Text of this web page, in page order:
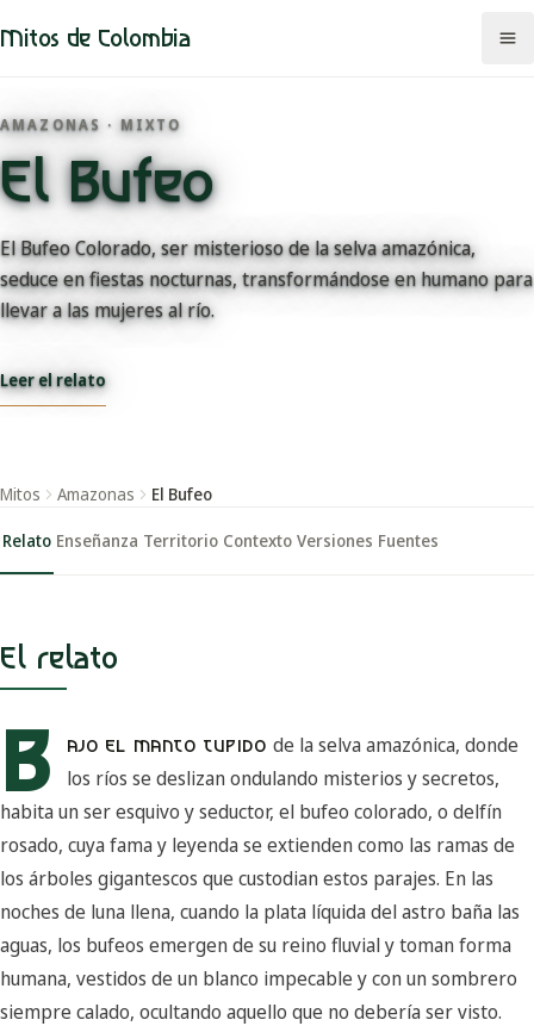
Mitos de Colombia
Mitos
Regiones
Comunidades
AMAZONAS · MIXTO
El Bufeo
El Bufeo Colorado, ser misterioso de la selva amazónica,
seduce en fiestas nocturnas, transformándose en humano para
llevar a las mujeres al río.
Leer el relato
Mitos Amazonas El Bufeo
Relato Enseñanza Territorio Contexto Versiones Fuentes
El relato
B AJO EL MANTO TUPIDO de la selva amazónica, donde
los ríos se deslizan ondulando misterios y secretos,
habita un ser esquivo y seductor, el bufeo colorado, o delfín
rosado, cuya fama y leyenda se extienden como las ramas de
los árboles gigantescos que custodian estos parajes. En las
noches de luna llena, cuando la plata líquida del astro baña las
aguas, los bufeos emergen de su reino fluvial y toman forma
humana, vestidos de un blanco impecable y con un sombrero
siempre calado, ocultando aquello que no debería ser visto.